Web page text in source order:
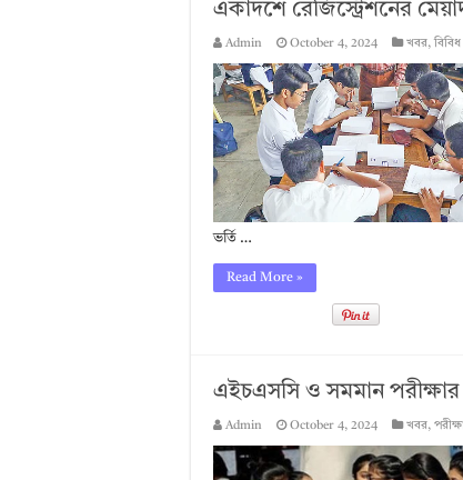
একাদশে রেজিস্ট্রেশনের
Admin October 4, 2024 খবর, বিবিধ
ভর্তি …
Read More »
এইচএসসি ও সমমান
Admin October 4, 2024 খবর,